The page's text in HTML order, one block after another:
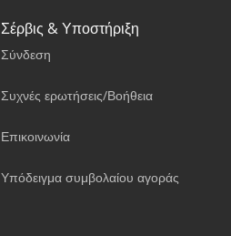
Σέρβις & Υποστήριξη
Σύνδεση
Συχνές ερωτήσεις/Βοήθεια
Επικοινωνία
Υπόδειγμα συμβολαίου αγοράς